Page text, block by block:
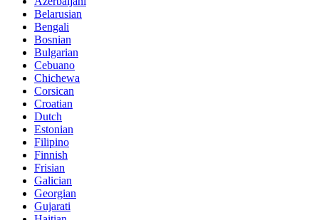
Belarusian
Bengali
Bosnian
Bulgarian
Cebuano
Chichewa
Corsican
Croatian
Dutch
Estonian
Filipino
Finnish
Frisian
Galician
Georgian
Gujarati